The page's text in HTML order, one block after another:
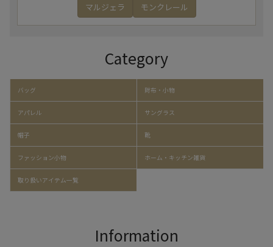
マルジェラ
モンクレール
Category
バッグ 財布・小物
アパレル サングラス
帽子 靴
ファッション小物 ホーム・キッチン雑貨
取り扱いアイテム一覧
Information